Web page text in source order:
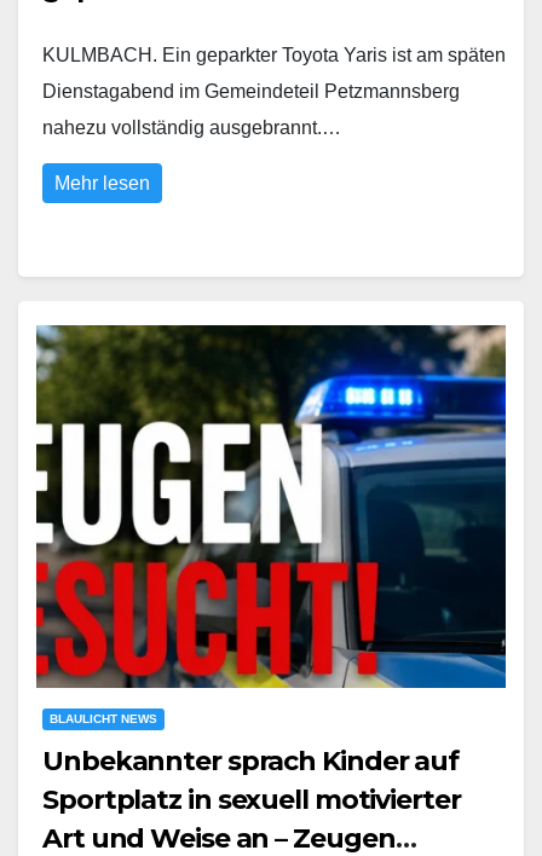
KULMBACH. Ein geparkter Toyota Yaris ist am späten
Dienstagabend im Gemeindeteil Petzmannsberg
nahezu vollständig ausgebrannt.…
Mehr lesen
BLAULICHT NEWS
Unbekannter sprach Kinder auf
Sportplatz in sexuell motivierter
Art und Weise an – Zeugen